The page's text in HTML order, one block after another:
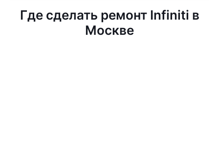
Где сделать ремонт Infiniti в
Москве